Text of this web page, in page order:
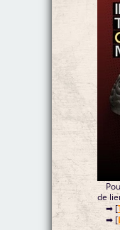
de
➡ [
➡ [